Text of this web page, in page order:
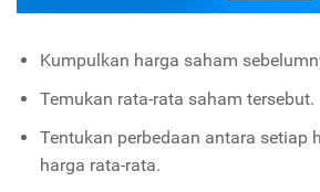
Kumpulkan harga saham
Temukan rata-rata saham tersebut.
Tentukan perbedaan antara setiap
harga rata-rata.